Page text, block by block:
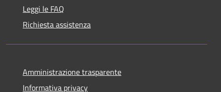
Leggi le FAQ
Richiesta assistenza
Amministrazione trasparente
Informativa privacy